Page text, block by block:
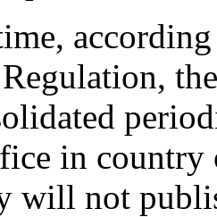
in
will not